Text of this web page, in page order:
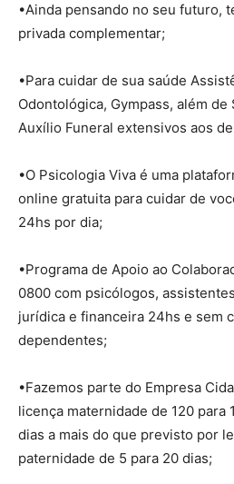
•Ainda pensando no seu futuro,
privada complementar;
•Para cuidar de sua saúde
Odontológica, Gympass, além de
Auxílio Funeral extensivos aos
•O Psicologia Viva é uma
online gratuita para cuidar de
24hs por dia;
•Programa de Apoio ao
0800 com psicólogos,
jurídica e financeira 24hs e sem
dependentes;
•Fazemos parte do Empresa
licença maternidade de 120 para
dias a mais do que previsto por
paternidade de 5 para 20 dias;